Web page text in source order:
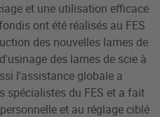
et une utilisation efficace
ont été réalisés au FES
des nouvelles lames de
des lames de scie à
l'assistance globale a
spécialistes du FES et a fait
et au réglage ciblé